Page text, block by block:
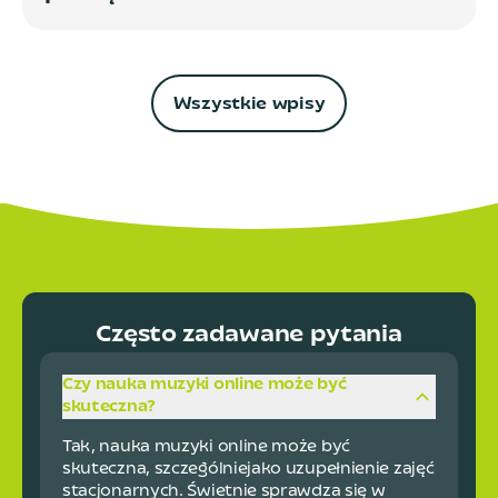
Wszystkie wpisy
Często zadawane pytania
Czy nauka muzyki online może być
skuteczna?
Tak, nauka muzyki online może być
skuteczna, szczególniejako uzupełnienie zajęć
stacjonarnych. Świetnie sprawdza się w